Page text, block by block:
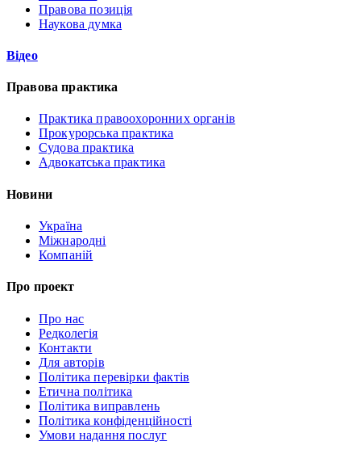
Правова позиція
Наукова думка
Відео
Правова практика
Практика правоохоронних органів
Прокурорська практика
Судова практика
Адвокатська практика
Новини
Україна
Міжнародні
Компаній
Про проект
Про нас
Редколегія
Контакти
Для авторів
Політика перевірки фактів
Етична політика
Політика виправлень
Політика конфіденційності
Умови надання послуг